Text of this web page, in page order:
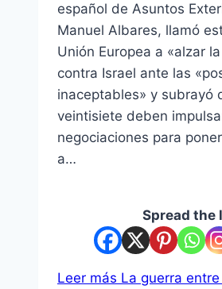
español de Asuntos
Manuel Albares, llamó
Unión Europea a «alzar
contra Israel ante las
inaceptables» y subrayó
veintisiete deben
negociaciones para
a…
Spread the
Leer más La guerra